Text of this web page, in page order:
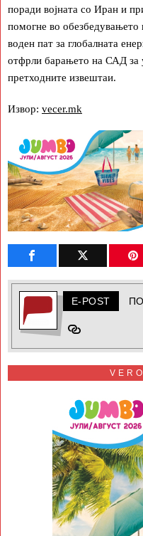
поради војната со Иран и
помогне во
воден пат за глобалната
отфрли барањето на САД за
претходните извештаи.
Извор: vecer.mk
E-POST